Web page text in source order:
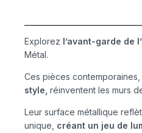
Explorez l’avant-garde de
Métal.
Ces pièces contemporaines,
style, réinventent les murs
Leur surface métallique
unique, créant un jeu de